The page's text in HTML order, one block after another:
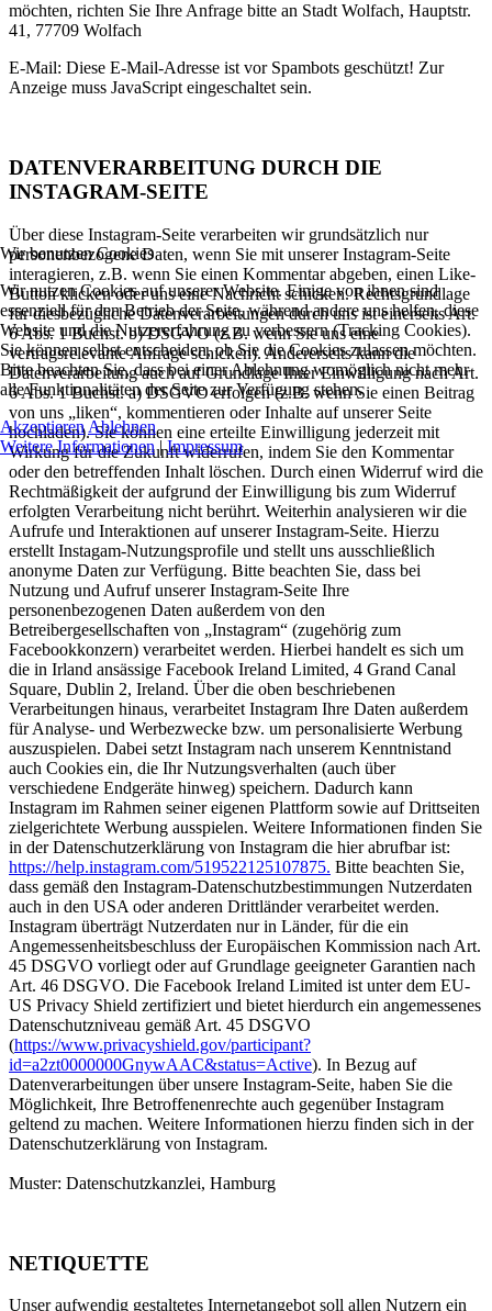
möchten, richten Sie Ihre Anfrage bitte an Stadt Wolfach, Hauptstr.
41, 77709 Wolfach
E-Mail: Diese E-Mail-Adresse ist vor Spambots geschützt! Zur
Anzeige muss JavaScript eingeschaltet sein.
DATENVERARBEITUNG DURCH DIE
INSTAGRAM-SEITE
Über diese Instagram-Seite verarbeiten wir grundsätzlich nur
personenbezogene Daten, wenn Sie mit unserer Instagram-Seite
interagieren, z.B. wenn Sie einen Kommentar abgeben, einen Like-
Button klicken oder uns eine Nachricht schicken. Rechtsgrundlage
für diesbezügliche Datenverarbeitungen durch uns ist einerseits Art.
6 Abs. 1 Buchst. b) DSGVO (z.B. wenn Sie uns eine
vertragsrelevante Anfrage schicken). Andererseits kann die
Datenverarbeitung auch auf Grundlage Ihrer Einwilligung nach Art.
6 Abs. 1 Buchst. a) DSGVO erfolgen (z.B. wenn Sie einen Beitrag
von uns „liken“, kommentieren oder Inhalte auf unserer Seite
hochladen). Sie können eine erteilte Einwilligung jederzeit mit
Wirkung für die Zukunft widerrufen, indem Sie den Kommentar
oder den betreffenden Inhalt löschen. Durch einen Widerruf wird die
Rechtmäßigkeit der aufgrund der Einwilligung bis zum Widerruf
erfolgten Verarbeitung nicht berührt. Weiterhin analysieren wir die
Aufrufe und Interaktionen auf unserer Instagram-Seite. Hierzu
erstellt Instagam-Nutzungsprofile und stellt uns ausschließlich
anonyme Daten zur Verfügung. Bitte beachten Sie, dass bei
Nutzung und Aufruf unserer Instagram-Seite Ihre
personenbezogenen Daten außerdem von den
Betreibergesellschaften von „Instagram“ (zugehörig zum
Facebookkonzern) verarbeitet werden. Hierbei handelt es sich um
die in Irland ansässige Facebook Ireland Limited, 4 Grand Canal
Square, Dublin 2, Ireland. Über die oben beschriebenen
Verarbeitungen hinaus, verarbeitet Instagram Ihre Daten außerdem
für Analyse- und Werbezwecke bzw. um personalisierte Werbung
auszuspielen. Dabei setzt Instagram nach unserem Kenntnistand
auch Cookies ein, die Ihr Nutzungsverhalten (auch über
verschiedene Endgeräte hinweg) speichern. Dadurch kann
Instagram im Rahmen seiner eigenen Plattform sowie auf Drittseiten
zielgerichtete Werbung ausspielen. Weitere Informationen finden Sie
in der Datenschutzerklärung von Instagram die hier abrufbar ist:
https://help.instagram.com/519522125107875. Bitte beachten Sie,
dass gemäß den Instagram-Datenschutzbestimmungen Nutzerdaten
auch in den USA oder anderen Drittländer verarbeitet werden.
Instagram überträgt Nutzerdaten nur in Länder, für die ein
Angemessenheitsbeschluss der Europäischen Kommission nach Art.
45 DSGVO vorliegt oder auf Grundlage geeigneter Garantien nach
Art. 46 DSGVO. Die Facebook Ireland Limited ist unter dem EU-
US Privacy Shield zertifiziert und bietet hierdurch ein angemessenes
Datenschutzniveau gemäß Art. 45 DSGVO
(https://www.privacyshield.gov/participant?
id=a2zt0000000GnywAAC&status=Active). In Bezug auf
Datenverarbeitungen über unsere Instagram-Seite, haben Sie die
Möglichkeit, Ihre Betroffenenrechte auch gegenüber Instagram
geltend zu machen. Weitere Informationen hierzu finden sich in der
Datenschutzerklärung von Instagram.
Muster: Datenschutzkanzlei, Hamburg
NETIQUETTE
Unser aufwendig gestaltetes Internetangebot soll allen Nutzern ein
Wir benutzen Cookies
Wir nutzen Cookies auf unserer Website. Einige von ihnen sind
essenziell für den Betrieb der Seite, während andere uns helfen, diese
Website und die Nutzererfahrung zu verbessern (Tracking Cookies).
Sie können selbst entscheiden, ob Sie die Cookies zulassen möchten.
Bitte beachten Sie, dass bei einer Ablehnung womöglich nicht mehr
alle Funktionalitäten der Seite zur Verfügung stehen.
Akzeptieren Ablehnen
Weitere Informationen|Impressum